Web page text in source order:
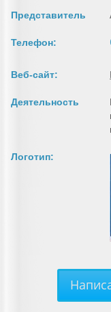
Представитель
Телефон:
Веб-сайт:
Деятельность
Логотип: